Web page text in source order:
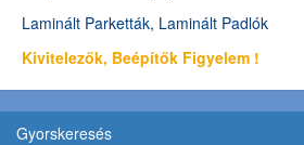
Laminált Parketták, Laminált Padlók
Kivitelezők, Beépítők Figyelem !
Gyorskeresés